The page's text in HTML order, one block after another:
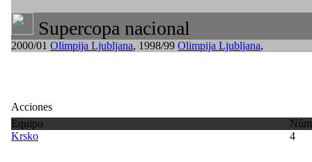
Supercopa nacional
2000/01 Olimpija Ljubljana, 1998/99 Olimpija Ljubljana,
Acciones
Equipo
Krsko
4